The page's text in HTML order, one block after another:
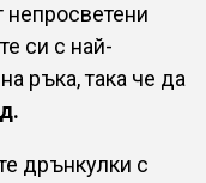
непросветени
си с най-
ръка, така че да
дрънкулки с